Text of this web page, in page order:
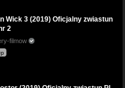
Wick 3 (2019) Oficjalny zwiastun
2
filmow